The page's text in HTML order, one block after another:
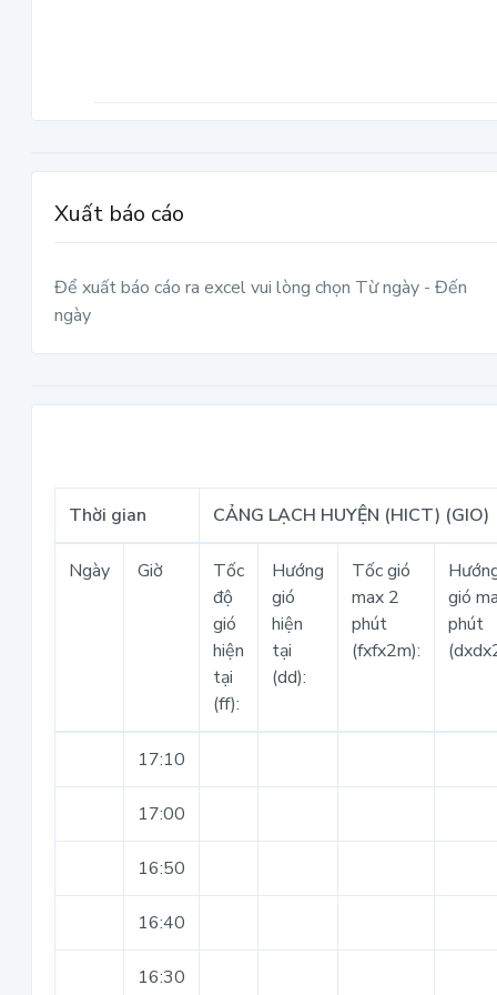
Xuất báo cáo
Để xuất báo cáo ra excel vui lòng chọn Từ ngày - Đến
ngày
Thời gian CẢNG LẠCH HUYỆN (HICT) (GIO)
Ngày Giờ
Tốc
độ
gió
hiện
tại
(ff):
Hướng
gió
hiện
tại
(dd):
Tốc gió
max 2
phút
(fxfx2m):
gió
phút
17:10
17:00
16:50
16:40
16:30